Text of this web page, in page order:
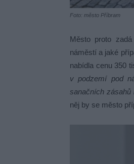
Foto: město Příbram
Město proto
náměstí a jaké
nabídla cenu 350
v podzemí pod
sanačních zásahů
něj by se město